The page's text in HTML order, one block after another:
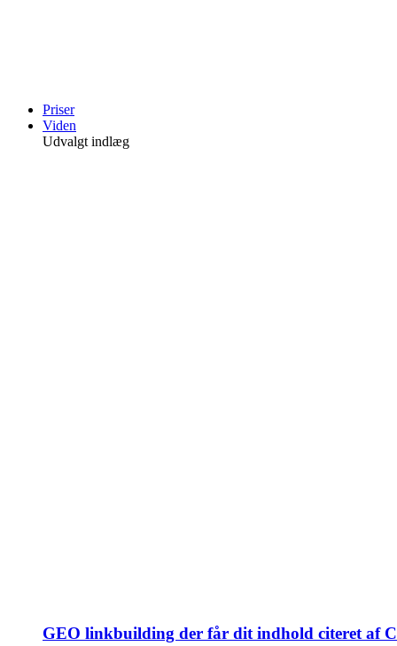
Priser
Viden
Udvalgt indlæg
GEO linkbuilding der får dit indhold citeret af